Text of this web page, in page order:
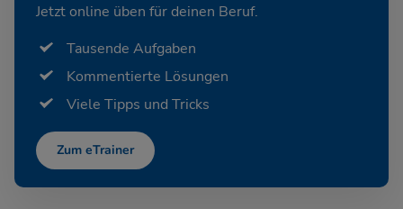
Jetzt online üben für deinen Beruf.
Tausende Aufgaben
Kommentierte Lösungen
Viele Tipps und Tricks
Zum eTrainer